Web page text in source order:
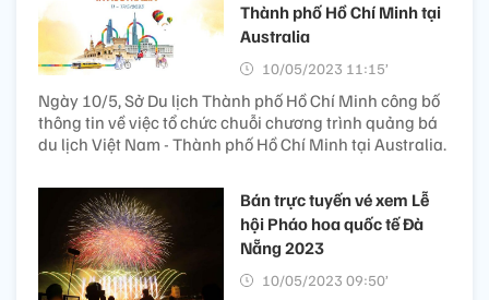
Thành phố Hồ Chí Minh tại
Australia
10/05/2023 11:15’
Ngày 10/5, Sở Du lịch Thành phố Hồ Chí Minh công bố
thông tin về việc tổ chức chuỗi chương trình quảng bá
du lịch Việt Nam - Thành phố Hồ Chí Minh tại Australia.
Bán trực tuyến vé xem Lễ
hội Pháo hoa quốc tế Đà
Nẵng 2023
10/05/2023 09:50’